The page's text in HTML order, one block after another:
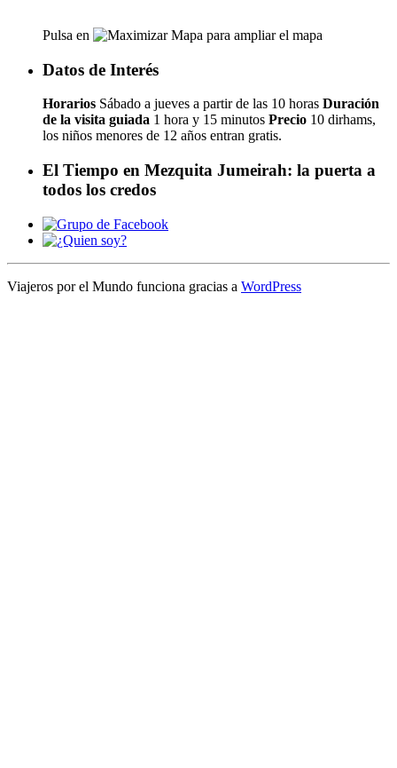
Pulsa en para ampliar el mapa
Datos de Interés
Horarios Sábado a jueves a partir de las 10 horas Duración
de la visita guiada 1 hora y 15 minutos Precio 10 dirhams,
los niños menores de 12 años entran gratis.
El Tiempo en Mezquita Jumeirah: la puerta a
todos los credos
Viajeros por el Mundo funciona gracias a WordPress